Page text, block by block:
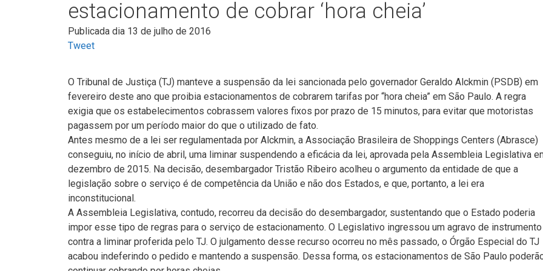
estacionamento de cobrar ‘hora cheia’
Publicada dia 13 de julho de 2016
Tweet
O Tribunal de Justiça (TJ) manteve a suspensão da lei sancionada pelo governador Geraldo Alckmin (PSDB) em
fevereiro deste ano que proibia estacionamentos de cobrarem tarifas por “hora cheia” em São Paulo. A regra
exigia que os estabelecimentos cobrassem valores fixos por prazo de 15 minutos, para evitar que motoristas
pagassem por um período maior do que o utilizado de fato.
Antes mesmo de a lei ser regulamentada por Alckmin, a Associação Brasileira de Shoppings Centers (Abrasce)
conseguiu, no início de abril, uma liminar suspendendo a eficácia da lei, aprovada pela Assembleia Legislativa
dezembro de 2015. Na decisão, desembargador Tristão Ribeiro acolheu o argumento da entidade de que a
legislação sobre o serviço é de competência da União e não dos Estados, e que, portanto, a lei era
inconstitucional.
A Assembleia Legislativa, contudo, recorreu da decisão do desembargador, sustentando que o Estado poderia
impor esse tipo de regras para o serviço de estacionamento. O Legislativo ingressou um agravo de instrumento
contra a liminar proferida pelo TJ. O julgamento desse recurso ocorreu no mês passado, o Órgão Especial do TJ
acabou indeferindo o pedido e mantendo a suspensão. Dessa forma, os estacionamentos de São Paulo